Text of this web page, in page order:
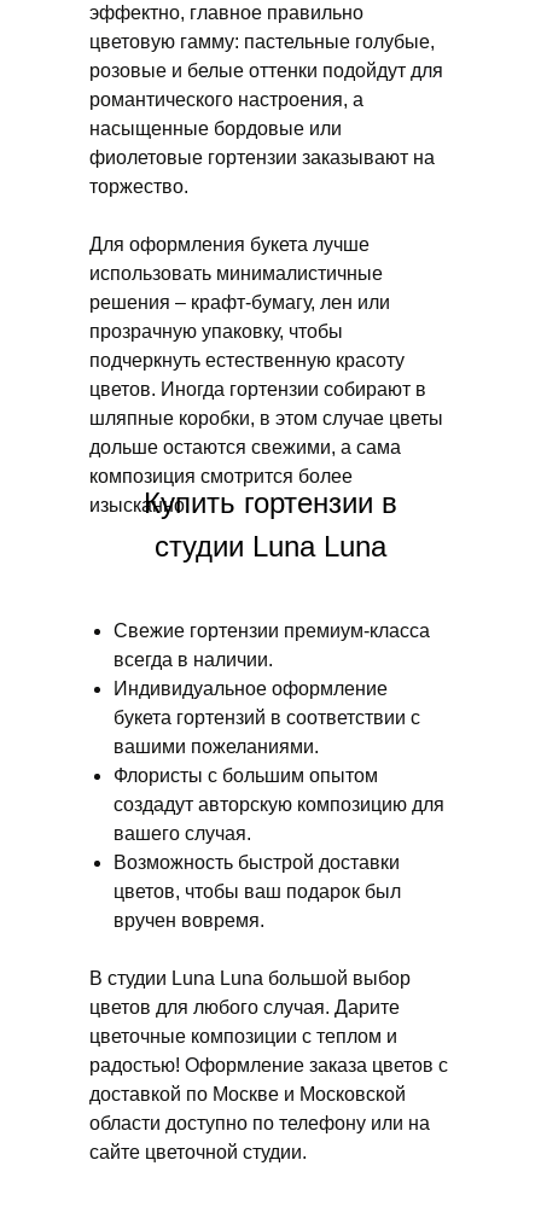
эффектно, главное правильно
цветовую гамму: пастельные голубые,
розовые и белые оттенки подойдут для
романтического настроения, а
насыщенные бордовые или
фиолетовые гортензии заказывают на
торжество.
Для оформления букета лучше
использовать минималистичные
решения – крафт-бумагу, лен или
прозрачную упаковку, чтобы
подчеркнуть естественную красоту
цветов. Иногда гортензии собирают в
шляпные коробки, в этом случае цветы
дольше остаются свежими, а сама
композиция смотрится более
изысканно.Купить гортензии в
студии Luna Luna
Свежие гортензии премиум-класса
всегда в наличии.
Индивидуальное оформление
букета гортензий в соответствии с
вашими пожеланиями.
Флористы с большим опытом
создадут авторскую композицию для
вашего случая.
Возможность быстрой доставки
цветов, чтобы ваш подарок был
вручен вовремя.
В студии Luna Luna большой выбор
цветов для любого случая. Дарите
цветочные композиции с теплом и
радостью! Оформление заказа цветов с
доставкой по Москве и Московской
области доступно по телефону или на
сайте цветочной студии.